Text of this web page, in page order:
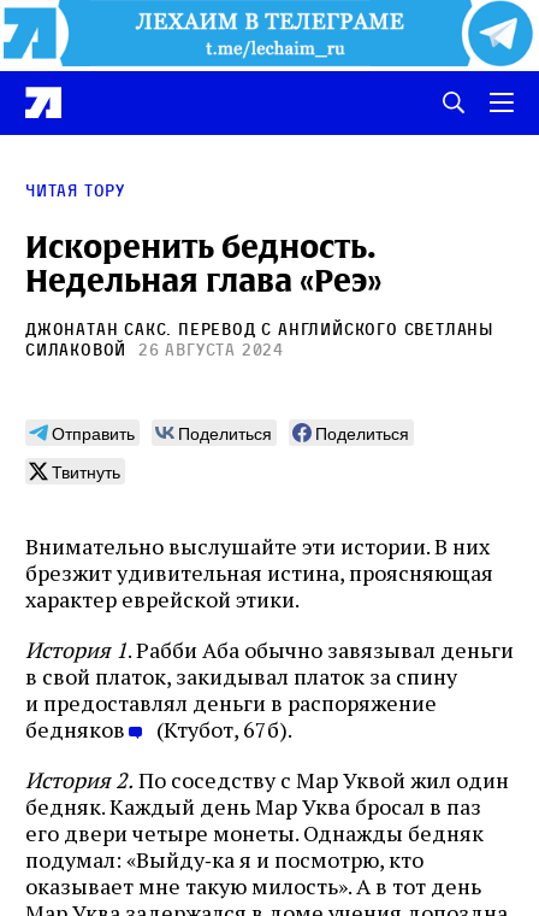
Читая Тору
Искоренить бедность.
Недельная глава «Реэ»
Джонатан Сакс . Перевод с английского Светланы
Силаковой
26 августа 2024
Отправить Поделиться
Поделиться
Твитнуть
Внимательно выслушайте эти истории. В них
брезжит удивительная истина, проясняющая
характер еврейской этики.
История 1. Рабби Аба обычно завязывал деньги
в свой платок, закидывал платок за спину
и предоставлял деньги в распоряжение
бедняков
(Ктубот, 67б).
История 2. По соседству с Мар Уквой жил один
бедняк. Каждый день Мар Уква бросал в паз
его двери четыре монеты. Однажды бедняк
подумал: «Выйду‑ка я и посмотрю, кто
оказывает мне такую милость». А в тот день